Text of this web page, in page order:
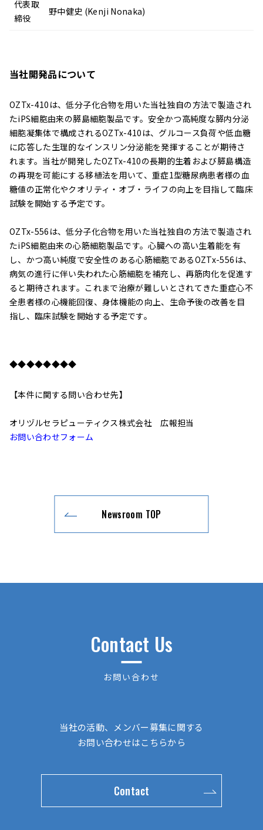
代表取
締役
野中健史 (Kenji Nonaka)
当社開発品について
OZTx-410は、低分子化合物を用いた当社独自の方法で製造され
たiPS細胞由来の膵島細胞製品です。安全かつ高純度な膵内分泌
細胞凝集体で構成されるOZTx-410は、グルコース負荷や低血糖
に応答した生理的なインスリン分泌能を発揮することが期待さ
れます。当社が開発したOZTx-410の長期的生着および膵島構造
の再現を可能にする移植法を用いて、重症1型糖尿病患者様の血
糖値の正常化やクオリティ・オブ・ライフの向上を目指して臨床
試験を開始する予定です。
OZTx-556は、低分子化合物を用いた当社独自の方法で製造され
たiPS細胞由来の心筋細胞製品です。心臓への高い生着能を有
し、かつ高い純度で安全性のある心筋細胞であるOZTx-556は、
病気の進行に伴い失われた心筋細胞を補充し、再筋肉化を促進す
ると期待されます。これまで治療が難しいとされてきた重症心不
全患者様の心機能回復、身体機能の向上、生命予後の改善を目
指し、臨床試験を開始する予定です。
◆◆◆◆◆◆◆◆
【本件に関する問い合わせ先】
オリヅルセラピューティクス株式会社 広報担当
お問い合わせフォーム
Newsroom TOP
Contact Us
お問い合わせ
当社の活動、メンバー募集に関する
お問い合わせはこちらから
Contact